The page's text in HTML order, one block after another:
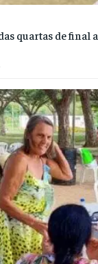
quartas de final